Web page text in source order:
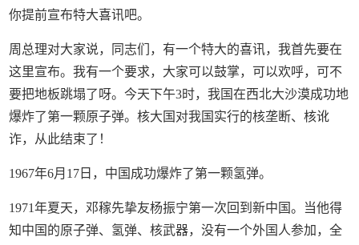
你提前宣布特大喜讯吧。
周总理对大家说，同志们，有一个特大的喜讯，我首先要在
这里宣布。我有一个要求，大家可以鼓掌，可以欢呼，可不
要把地板跳塌了呀。今天下午3时，我国在西北大沙漠成功地
爆炸了第一颗原子弹。核大国对我国实行的核垄断、核讹
诈，从此结束了！
1967年6月17日，中国成功爆炸了第一颗氢弹。
1971年夏天，邓稼先挚友杨振宁第一次回到新中国。当他得
知中国的原子弹、氢弹、核武器，没有一个外国人参加，全